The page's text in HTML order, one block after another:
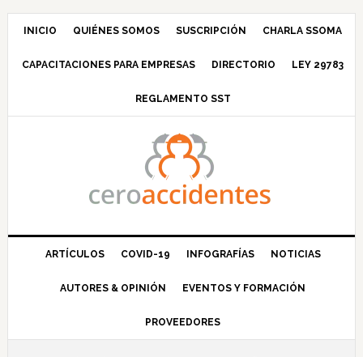
Saltar
navegación
Saltar
principal
Saltar
barra
principal
Saltar
INICIO QUIÉNES SOMOS SUSCRIPCIÓN CHARLA SSOMA
CAPACITACIONES PARA EMPRESAS DIRECTORIO LEY 29783
REGLAMENTO SST
ARTÍCULOS COVID-19 INFOGRAFÍAS NOTICIAS
AUTORES & OPINIÓN EVENTOS Y FORMACIÓN
PROVEEDORES